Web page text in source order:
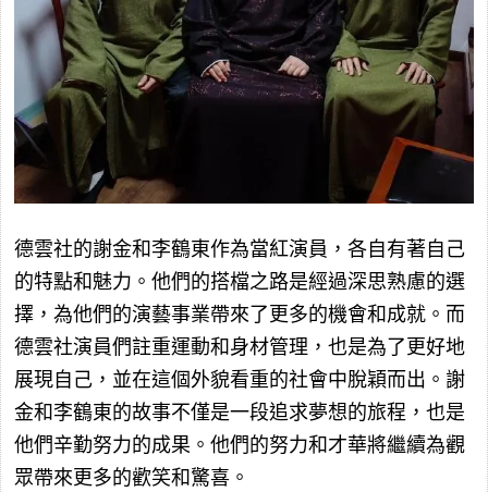
德雲社的謝金和李鶴東作為當紅演員，各自有著自己
的特點和魅力。他們的搭檔之路是經過深思熟慮的選
擇，為他們的演藝事業帶來了更多的機會和成就。而
德雲社演員們註重運動和身材管理，也是為了更好地
展現自己，並在這個外貌看重的社會中脫穎而出。謝
金和李鶴東的故事不僅是一段追求夢想的旅程，也是
他們辛勤努力的成果。他們的努力和才華將繼續為觀
眾帶來更多的歡笑和驚喜。